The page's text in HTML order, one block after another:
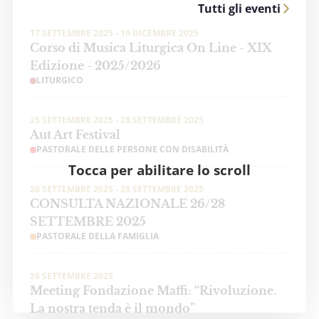
Tutti gli eventi
Tocca per abilitare lo scroll
17 SETTEMBRE 2025 - 19 DICEMBRE 2025
Corso di Musica Liturgica On Line - XIX
Edizione - 2025/2026
LITURGICO
25 SETTEMBRE 2025 - 28 SETTEMBRE 2025
Aut Art Festival
PASTORALE DELLE PERSONE CON DISABILITÀ
26 SETTEMBRE 2025 - 28 SETTEMBRE 2025
CONSULTA NAZIONALE 26/28
SETTEMBRE 2025
PASTORALE DELLA FAMIGLIA
26 SETTEMBRE 2025
Meeting Fondazione Maffi: “Rivoluzione.
La nostra tenda è il mondo”